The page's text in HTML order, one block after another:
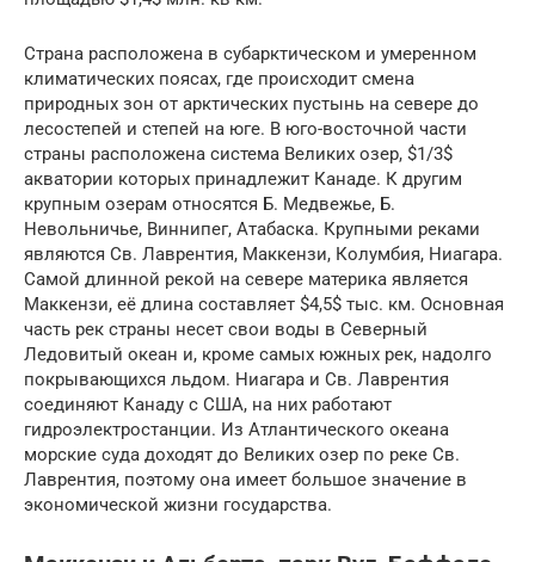
Страна расположена в субарктическом и умеренном
климатических поясах, где происходит смена
природных зон от арктических пустынь на севере до
лесостепей и степей на юге. В юго-восточной части
страны расположена система Великих озер, $1/3$
акватории которых принадлежит Канаде. К другим
крупным озерам относятся Б. Медвежье, Б.
Невольничье, Виннипег, Атабаска. Крупными реками
являются Св. Лаврентия, Маккензи, Колумбия, Ниагара.
Самой длинной рекой на севере материка является
Маккензи, её длина составляет $4,5$ тыс. км. Основная
часть рек страны несет свои воды в Северный
Ледовитый океан и, кроме самых южных рек, надолго
покрывающихся льдом. Ниагара и Св. Лаврентия
соединяют Канаду с США, на них работают
гидроэлектростанции. Из Атлантического океана
морские суда доходят до Великих озер по реке Св.
Лаврентия, поэтому она имеет большое значение в
экономической жизни государства.